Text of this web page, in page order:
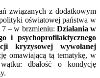
związanych z dodatkowym
oświatowej państwa w
– w brzmieniu: Działania w
i psychoprofilaktycznego
kryzysowej wywołanej
omawiającą tą tematykę, w
dbałość o kondycję